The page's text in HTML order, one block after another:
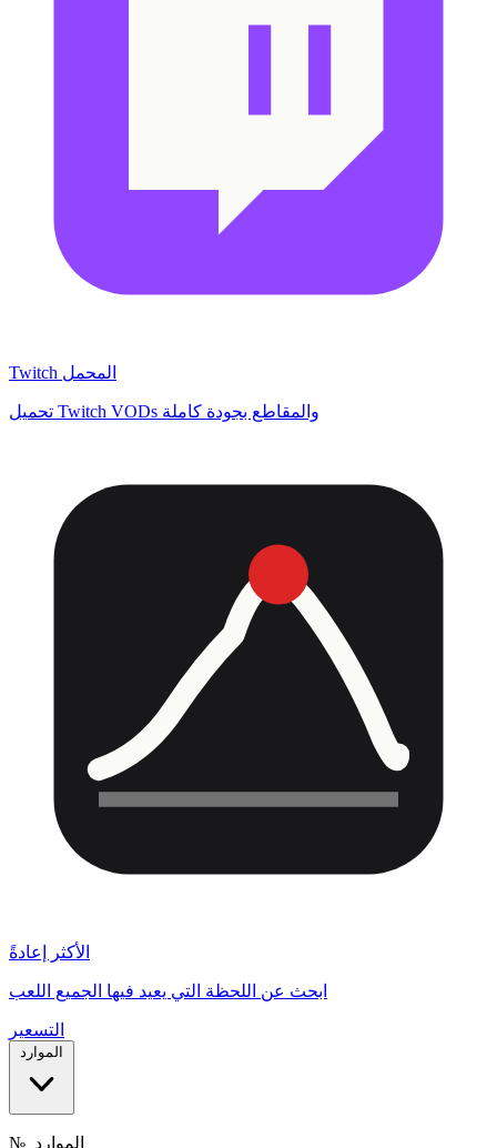
Twitch المحمل
تحميل Twitch VODs والمقاطع بجودة كاملة
الأكثر إعادةً
ابحث عن اللحظة التي يعيد فيها الجميع اللعب
التسعير
الموارد
№ الموارد